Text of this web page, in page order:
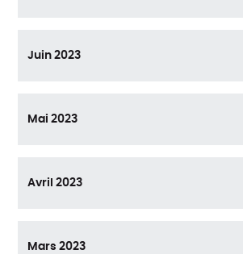
Juin 2023
Mai 2023
Avril 2023
Mars 2023